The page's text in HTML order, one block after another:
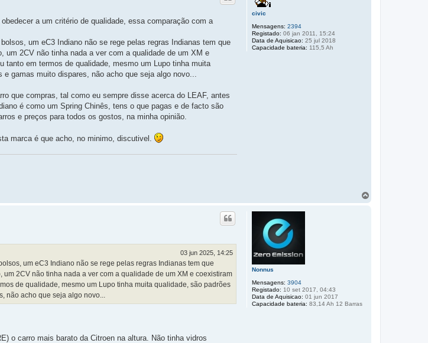
civic
Mensagens: 2394
Registado: 06 jan 2011, 15:24
Data de Aquisicao: 25 jul 2018
Capacidade bateria: 115,5 Ah
a um critério de qualidade, essa comparação com a
um eC3 Indiano não se rege pelas regras Indianas tem que
um 2CV não tinha nada a ver com a qualidade de um XM e
em termos de qualidade, mesmo um Lupo tinha muita
gamas muito dispares, não acho que seja algo novo...
que compras, tal como eu sempre disse acerca do LEAF, antes
é como um Spring Chinês, tens o que pagas e de facto são
e preços para todos os gostos, na minha opinião.
marca é que acho, no minimo, discutivel.
Nonnus
Mensagens: 3904
Registado: 10 set 2017, 04:43
Data de Aquisicao: 01 jun 2017
Capacidade bateria: 83,14 Ah 12 Barras
03 jun 2025, 14:25
um eC3 Indiano não se rege pelas regras Indianas tem que
2CV não tinha nada a ver com a qualidade de um XM e coexistiram
de qualidade, mesmo um Lupo tinha muita qualidade, são padrões
não acho que seja algo novo...
o carro mais barato da Citroen na altura. Não tinha vidros